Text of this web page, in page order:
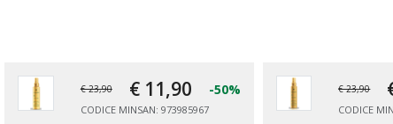
€ 23,90 € 11,90 -50%
CODICE MINSAN: 973985967
€ 23,90
CODICE